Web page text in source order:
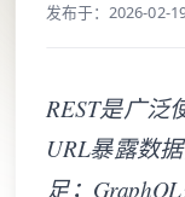
发布于：2026-02-
REST是广泛
URL暴露数
足；